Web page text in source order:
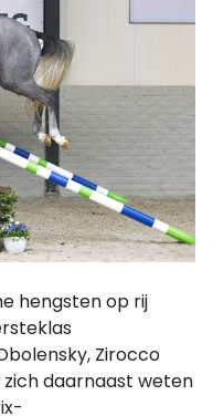
hengsten op rij
Zirocco
zich daarnaast weten